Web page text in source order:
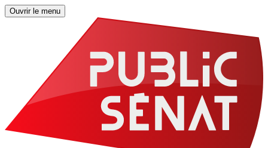
Ouvrir le menu